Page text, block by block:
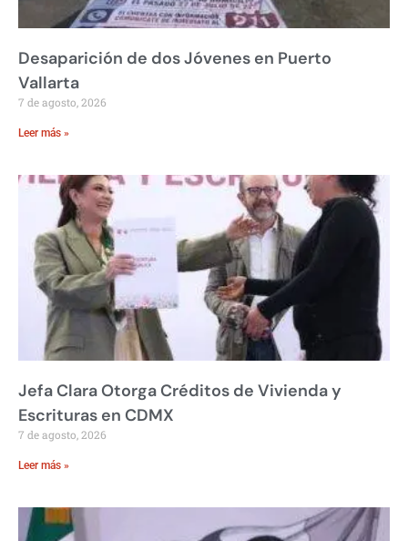
Desaparición de dos Jóvenes en Puerto
Vallarta
7 de agosto, 2026
Leer más »
Jefa Clara Otorga Créditos de Vivienda y
Escrituras en CDMX
7 de agosto, 2026
Leer más »